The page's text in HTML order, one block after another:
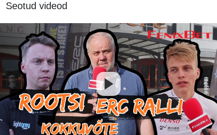
Seotud videod